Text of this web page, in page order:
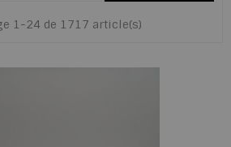
1-24 de 1717 article(s)